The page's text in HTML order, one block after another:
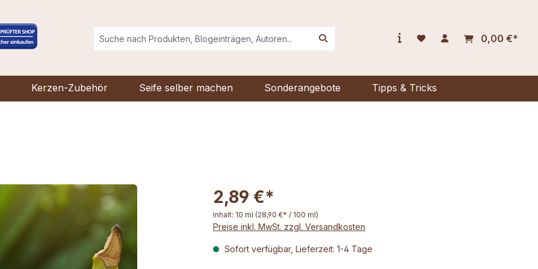
0,00 €*
Kerzen-Zubehör Seife selber machen Sonderangebote Tipps & Tricks
2,89 €*
Inhalt: 10 ml (28,90 €* / 100 ml)
Preise inkl. MwSt. zzgl. Versandkosten
Sofort verfügbar, Lieferzeit: 1-4 Tage